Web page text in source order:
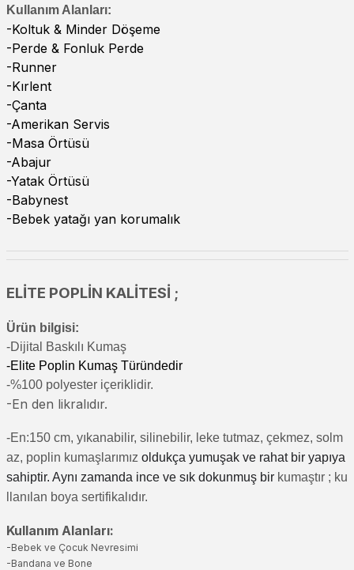
Kullanım Alanları:
-Koltuk & Minder Döşeme
-Perde & Fonluk Perde
-Runner
-Kırlent
-Çanta
-Amerikan Servis
-Masa Örtüsü
-Abajur
-Yatak Örtüsü
-Babynest
-Bebek yatağı yan korumalık
ELİTE POPLİN KALİTESİ ;
Ürün bilgisi:
-Dijital Baskılı Kumaş
-Elite Poplin Kumaş Türündedir
-%100 polyester içeriklidir.
-En den likralıdır.
-En:150 cm, yıkanabilir, silinebilir, leke tutmaz, çekmez, solm
az, poplin kumaşlarımız oldukça yumuşak ve rahat bir yapıya
sahiptir. Aynı zamanda ince ve sık dokunmuş bir kumaştır ; ku
llanılan boya sertifikalıdır.
Kullanım Alanları:
-Bebek ve Çocuk Nevresimi
-Bandana ve Bone